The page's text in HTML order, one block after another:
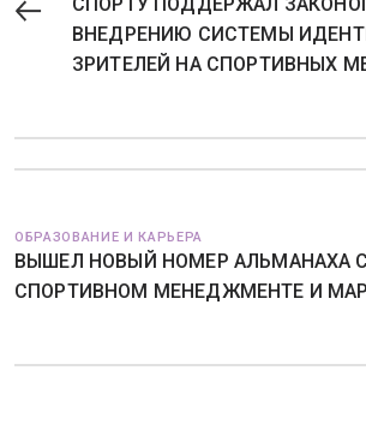
ВНЕДРЕНИЮ СИСТЕМЫ
ЗРИТЕЛЕЙ НА СПОРТИВНЫХ
ОБРАЗОВАНИЕ И КАРЬЕРА
ВЫШЕЛ НОВЫЙ НОМЕР АЛЬМАНАХА
СПОРТИВНОМ МЕНЕДЖМЕНТЕ И